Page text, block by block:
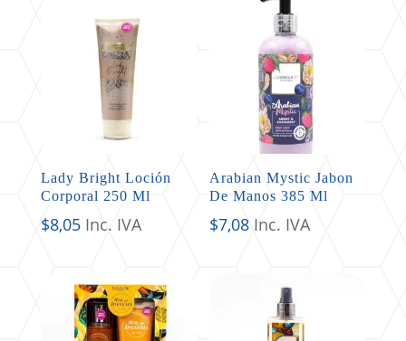
Lady Bright Loción
Corporal 250 Ml
$8,05 Inc. IVA
Arabian Mystic Jabon
De Manos 385 Ml
$7,08 Inc. IVA